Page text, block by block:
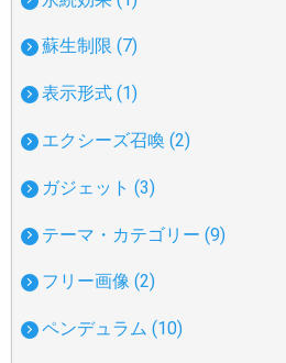
蘇生制限 (7)
表示形式 (1)
エクシーズ召喚 (2)
ガジェット (3)
テーマ・カテゴリー (9)
フリー画像 (2)
ペンデュラム (10)